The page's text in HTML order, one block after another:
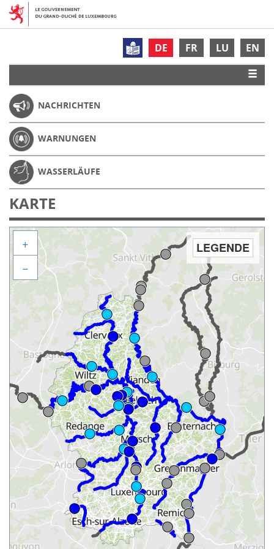
DE FR LU EN
NACHRICHTEN
WARNUNGEN
WASSERLÄUFE
KARTE
LEGENDE
+
−